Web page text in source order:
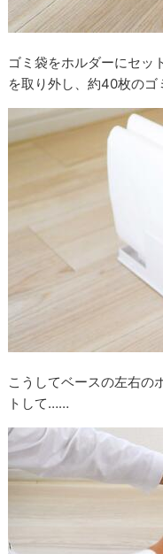
ゴミ袋をホルダーにセッ
を取り外し、約40枚のゴ
こうしてベースの左右の
トして……